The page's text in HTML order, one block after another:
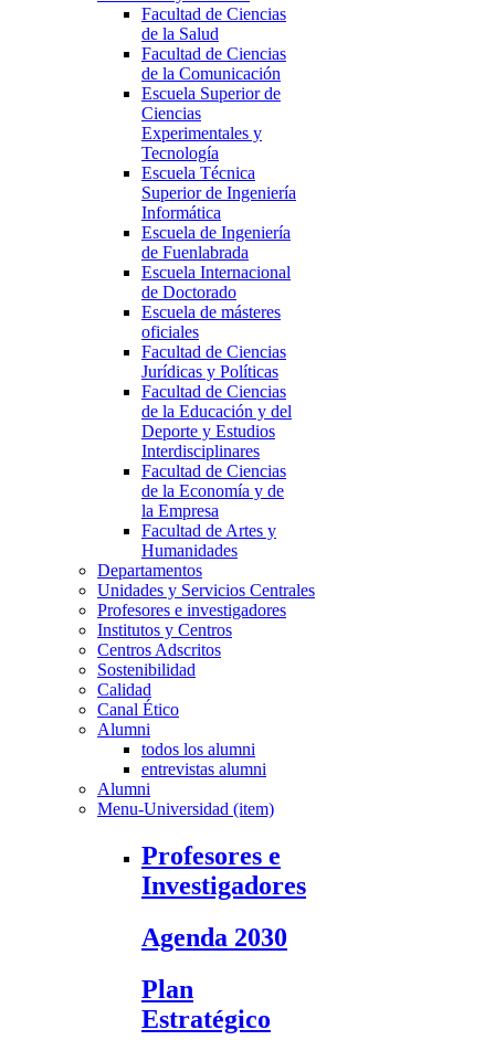
Facultad de Ciencias
de la Salud
Facultad de Ciencias
de la Comunicación
Escuela Superior de
Ciencias
Experimentales y
Tecnología
Escuela Técnica
Superior de Ingeniería
Informática
Escuela de Ingeniería
de Fuenlabrada
Escuela Internacional
de Doctorado
Escuela de másteres
oficiales
Facultad de Ciencias
Jurídicas y Políticas
Facultad de Ciencias
de la Educación y del
Deporte y Estudios
Interdisciplinares
Facultad de Ciencias
de la Economía y de
la Empresa
Facultad de Artes y
Humanidades
Departamentos
Unidades y Servicios Centrales
Profesores e investigadores
Institutos y Centros
Centros Adscritos
Sostenibilidad
Calidad
Canal Ético
Alumni
todos los alumni
entrevistas alumni
Alumni
Menu-Universidad (item)
Profesores e
Investigadores
Agenda 2030
Plan
Estratégico